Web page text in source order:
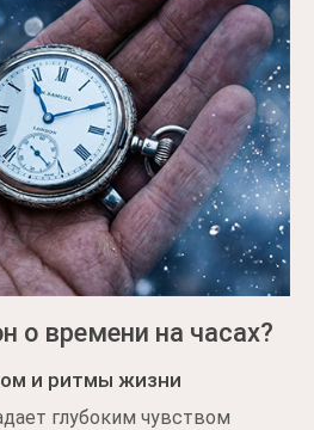
о времени на часах?
и ритмы жизни
глубоким чувством